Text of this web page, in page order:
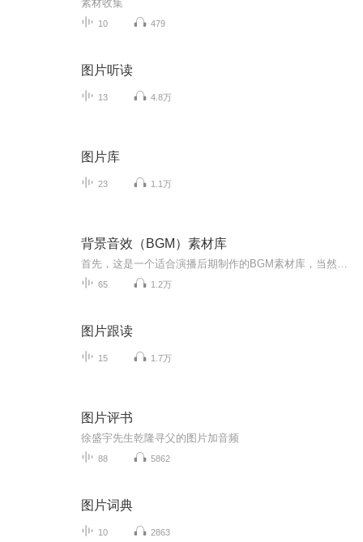
素材收集
10 479
图片听读
13 4.8万
图片库
23 1.1万
背景音效（BGM）素材库
65 1.2万
图片跟读
15 1.7万
图片评书
徐盛宇先生乾隆寻父的图片加音频
88 5862
图片词典
10 2863